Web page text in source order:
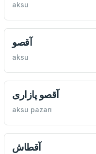
aksu
آقصو
aksu
آقصو پازاری
aksu pazarı
آقطاش